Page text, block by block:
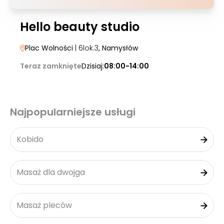
Hello beauty studio
Plac Wolności | 6lok.3, Namysłów
Teraz zamknięteDzisiaj:08:00-14:00
Najpopularniejsze usługi
Kobido
Masaż dla dwojga
Masaż pleców